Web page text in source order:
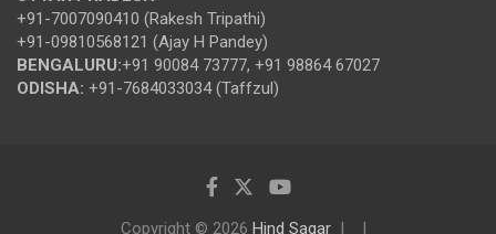
+91-7007090410 (Rakesh Tripathi)
+91-09810568121 (Ajay H Pandey)
BENGALURU:+91 90084 73777, +91 98864 67027
ODISHA: +91-7684033034 (Taffzul)
Copyright © 2026 Hind Sagar